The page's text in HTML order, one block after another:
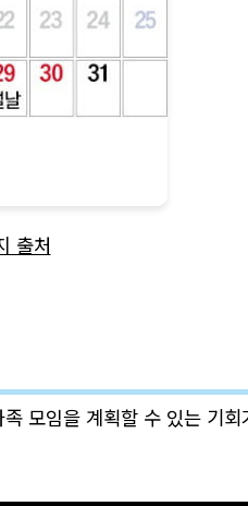
출처
모임을 계획할 수 있는 기